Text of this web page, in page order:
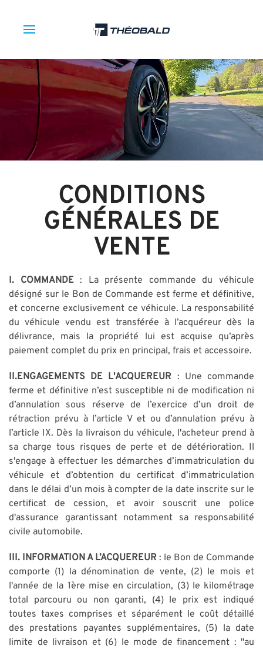
CONDITIONS
GÉNÉRALES DE
VENTE
I. COMMANDE: La présente commande du véhicule
désigné sur le Bon de Commande est ferme et définitive,
et concerne exclusivement ce véhicule. La responsabilité
du véhicule vendu est transférée à l’acquéreur dès la
délivrance, mais la propriété lui est acquise qu’après
paiement complet du prix en principal, frais et accessoire.
II.ENGAGEMENTS DE L'ACQUEREUR : Une commande
ferme et définitive n’est susceptible ni de modification ni
d’annulation sous réserve de l’exercice d’un droit de
rétraction prévu à l’article V et ou d’annulation prévu à
l’article IX. Dès la livraison du véhicule, l'acheteur prend à
sa charge tous risques de perte et de détérioration. Il
s'engage à effectuer les démarches d’immatriculation du
véhicule et d’obtention du certificat d’immatriculation
dans le délai d’un mois à compter de la date inscrite sur le
certificat de cession, et avoir souscrit une police
d'assurance garantissant notamment sa responsabilité
civile automobile.
III. INFORMATION A L’ACQUEREUR : le Bon de Commande
comporte (1) la dénomination de vente, (2) le mois et
l'année de la 1ère mise en circulation, (3) le kilométrage
total parcouru ou non garanti, (4) le prix est indiqué
toutes taxes comprises et séparément le coût détaillé
des prestations payantes supplémentaires, (5) la date
limite de livraison et (6) le mode de financement : "au